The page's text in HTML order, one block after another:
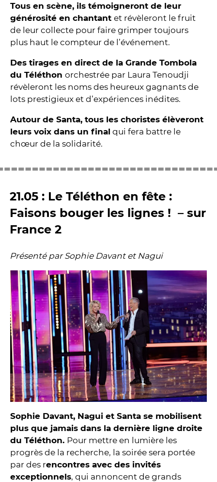
Tous en scène, ils témoigneront de leur
générosité en chantant et révèleront le fruit
de leur collecte pour faire grimper toujours
plus haut le compteur de l’événement.
Des tirages en direct de la Grande Tombola
du Téléthon orchestrée par Laura Tenoudji
révèleront les noms des heureux gagnants de
lots prestigieux et d’expériences inédites.
Autour de Santa, tous les choristes élèveront
leurs voix dans un final qui fera battre le
chœur de la solidarité.
21.05 : Le Téléthon en fête :
Faisons bouger les lignes ! – sur
France 2
Présenté par Sophie Davant et Nagui
Sophie Davant, Nagui et Santa se mobilisent
plus que jamais dans la dernière ligne droite
du Téléthon. Pour mettre en lumière les
progrès de la recherche, la soirée sera portée
par des rencontres avec des invités
exceptionnels, qui annoncent de grands